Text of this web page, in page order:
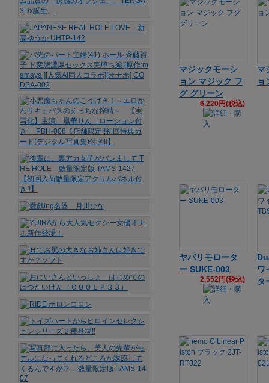
マジックモーシ
ョン マジック フ
グ グリーン
6,220円(税込)
マ
ョ
ヤバリモロータ
ー SUKE-003
2,552円(税込)
ワ
タ